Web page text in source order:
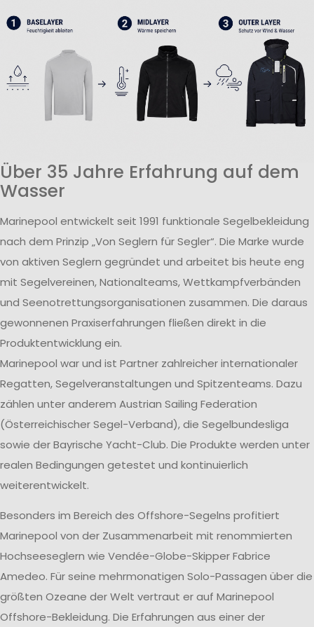
Über 35 Jahre Erfahrung auf dem
Wasser
Marinepool entwickelt seit 1991 funktionale Segelbekleidung
nach dem Prinzip „Von Seglern für Segler“. Die Marke wurde
von aktiven Seglern gegründet und arbeitet bis heute eng
mit Segelvereinen, Nationalteams, Wettkampfverbänden
und Seenotrettungsorganisationen zusammen. Die daraus
gewonnenen Praxiserfahrungen fließen direkt in die
Produktentwicklung ein.
Marinepool war und ist Partner zahlreicher internationaler
Regatten, Segelveranstaltungen und Spitzenteams. Dazu
zählen unter anderem Austrian Sailing Federation
(Österreichischer Segel-Verband), die Segelbundesliga
sowie der Bayrische Yacht-Club. Die Produkte werden unter
realen Bedingungen getestet und kontinuierlich
weiterentwickelt.
Besonders im Bereich des Offshore-Segelns profitiert
Marinepool von der Zusammenarbeit mit renommierten
Hochseeseglern wie Vendée-Globe-Skipper Fabrice
Amedeo. Für seine mehrmonatigen Solo-Passagen über die
größten Ozeane der Welt vertraut er auf Marinepool
Offshore-Bekleidung. Die Erfahrungen aus einer der